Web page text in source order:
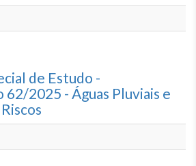
de Estudo -
2025 - Águas Pluviais e